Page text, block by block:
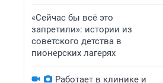
«Сейчас бы всё это
запретили»: истории из
советского детства в
пионерских лагерях
Работает в клинике и